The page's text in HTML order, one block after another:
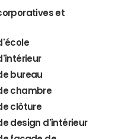
et
bureau
chambre
clôture
design d'intérieur